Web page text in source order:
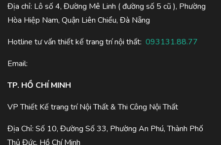
Địa chỉ: Lô số 4, Đường Mê Linh ( đường số 5 cũ ), Phường
Hòa Hiệp Nam, Quận Liên Chiểu, Đà Nẵng
Hotline tư vấn thiết kế trang trí nội thất: 093131.88.77
Email:
TP. HỒ CHÍ MINH
VP Thiết Kế trang trí Nội Thất & Thi Công Nội Thất
Địa Chỉ: Số 10, Đường Số 33, Phường An Phú, Thành Phố
Thủ Đức, Hồ Chí Minh